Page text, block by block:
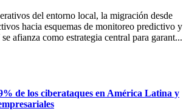
del entorno local, la migración desde
hacia esquemas de monitoreo predictivo y
afianza como estrategia central para garant...
de los ciberataques en América Latina y